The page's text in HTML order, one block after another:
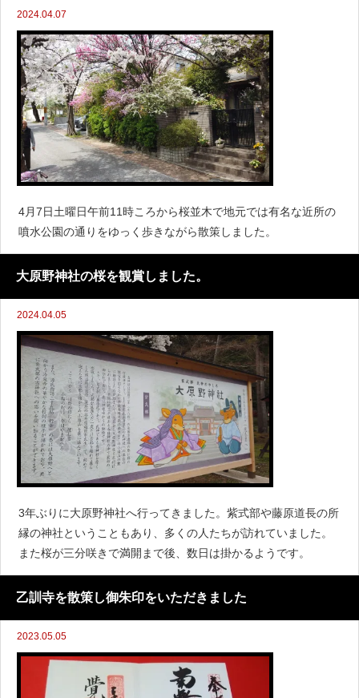
2024.04.07
4月7日土曜日午前11時ころから桜並木で地元では有名な近所の
噴水公園の通りをゆっく歩きながら散策しました。
大原野神社の桜を観賞しました。
2024.04.05
3年ぶりに大原野神社へ行ってきました。紫式部や藤原道長の所
縁の神社ということもあり、多くの人たちが訪れていました。
また桜が三分咲きで満開まで後、数日は掛かるようです。
乙訓寺を散策し御朱印をいただきました
2023.05.05